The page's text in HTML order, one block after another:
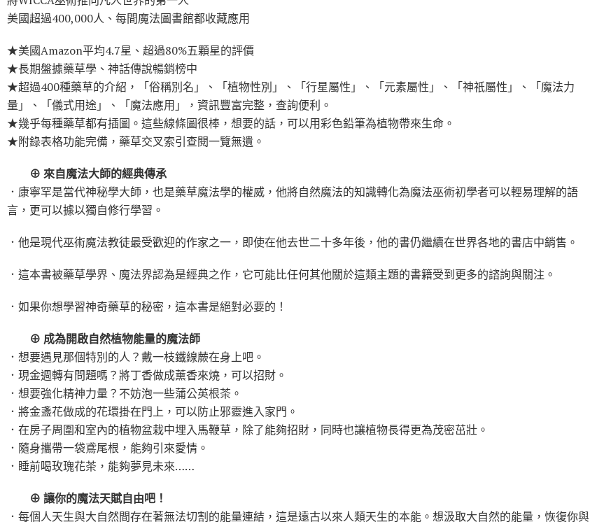
美國超過400,000人、每間魔法圖書館都收藏應用
★美國Amazon平均4.7星、超過80%五顆星的評價
★長期盤據藥草學、神話傳說暢銷榜中
★超過400種藥草的介紹，「俗稱別名」、「植物性別」、「行星屬性」、「元素屬性」、「神祇屬性」、「魔法力
量」、「儀式用途」、「魔法應用」，資訊豐富完整，查詢便利。
★幾乎每種藥草都有插圖。這些線條圖很棒，想要的話，可以用彩色鉛筆為植物帶來生命。
★附錄表格功能完備，藥草交叉索引查閱一覽無遺。
⊕ 來自魔法大師的經典傳承
．康寧罕是當代神秘學大師，也是藥草魔法學的權威，他將自然魔法的知識轉化為魔法巫術初學者可以輕易理解的語
言，更可以據以獨自修行學習。
．他是現代巫術魔法教徒最受歡迎的作家之一，即使在他去世二十多年後，他的書仍繼續在世界各地的書店中銷售。
．這本書被藥草學界、魔法界認為是經典之作，它可能比任何其他關於這類主題的書籍受到更多的諮詢與關注。
．如果你想學習神奇藥草的秘密，這本書是絕對必要的！
⊕ 成為開啟自然植物能量的魔法師
．想要遇見那個特別的人？戴一枝鐵線蕨在身上吧。
．現金週轉有問題嗎？將丁香做成薰香來燒，可以招財。
．想要強化精神力量？不妨泡一些蒲公英根茶。
．將金盞花做成的花環掛在門上，可以防止邪靈進入家門。
．在房子周圍和室內的植物盆栽中埋入馬鞭草，除了能夠招財，同時也讓植物長得更為茂密茁壯。
．隨身攜帶一袋鳶尾根，能夠引來愛情。
．睡前喝玫瑰花茶，能夠夢見未來……
⊕ 讓你的魔法天賦自由吧！
．每個人天生與大自然間存在著無法切割的能量連結，這是遠古以來人類天生的本能。想汲取大自然的能量，恢復你與